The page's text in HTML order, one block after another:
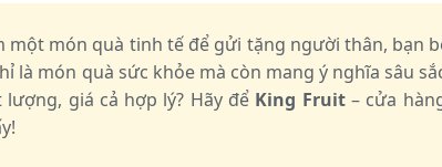
một món quà tinh tế để gửi tặng người thân, bạn
là món quà sức khỏe mà còn mang ý nghĩa sâu
giá cả hợp lý? Hãy để King Fruit– cửa